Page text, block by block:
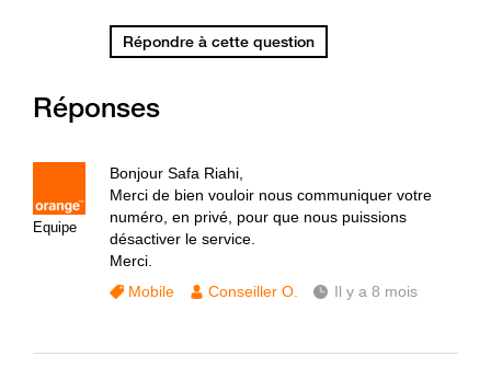
Répondre à cette question
Réponses
Equipe
Bonjour Safa Riahi,
Merci de bien vouloir nous communiquer votre
numéro, en privé, pour que nous puissions
désactiver le service.
Merci.
Mobile
Conseiller O. Il y a 8 mois